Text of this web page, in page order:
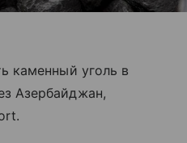
каменный уголь в
Азербайджан,